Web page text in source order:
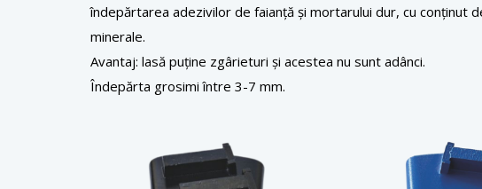
îndepărtarea adezivilor de faianță și mortarului dur, cu conținut
minerale.
Avantaj: lasă puține zgârieturi și acestea nu sunt adânci.
Îndepărta grosimi între 3-7 mm.